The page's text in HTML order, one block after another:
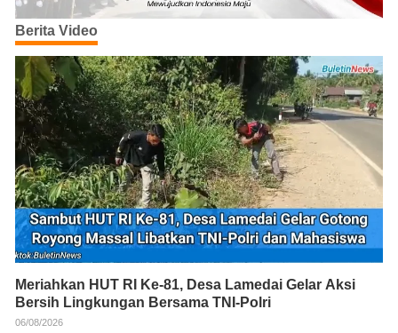
Berita Video
Meriahkan HUT RI Ke-81, Desa Lamedai Gelar Aksi
Bersih Lingkungan Bersama TNI-Polri
06/08/2026